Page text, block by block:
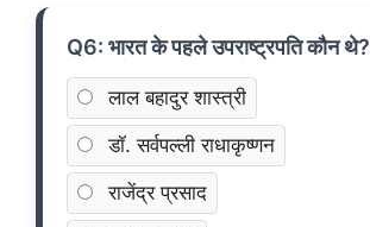
Q6: भारत के पहले उपराष्ट्रपति कौन थे?
लाल बहादुर शास्त्री
डॉ. सर्वपल्ली राधाकृष्णन
राजेंद्र प्रसाद